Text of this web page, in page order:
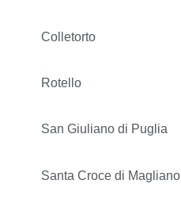
Colletorto
Rotello
San Giuliano di Puglia
Santa Croce di Magliano